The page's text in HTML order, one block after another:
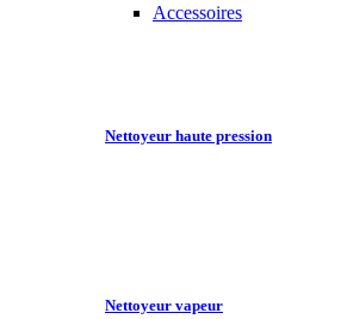
Accessoires
Nettoyeur haute pression
Nettoyeur vapeur